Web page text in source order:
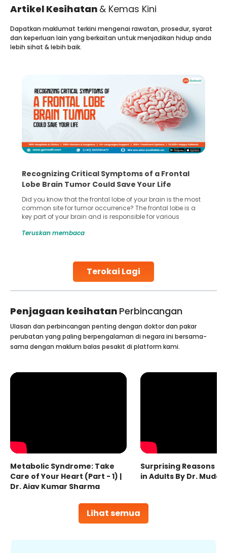
Artikel Kesihatan & Kemas Kini
Terokai Lagi
Dapatkan maklumat terkini mengenai rawatan, prosedur, syarat
dan keperluan lain yang berkaitan untuk menjadikan hidup anda
lebih sihat & lebih baik.
Recognizing Critical Symptoms of a Frontal
Lobe Brain Tumor Could Save Your Life
Did you know that the frontal lobe of your brain is the most
common site for tumor occurrence? The frontal lobe is a
key part of your brain and is responsible for various
harm to it can lead to serious complications. However, with
Teruskan membaca
Penjagaan kesihatan Perbincangan
Lihat semua
Ulasan dan perbincangan penting dengan doktor dan pakar
perubatan yang paling berpengalaman di negara ini bersama-
sama dengan maklum balas pesakit di platform kami.
Metabolic Syndrome: Take
Care of Your Heart (Part - 1) |
Dr. Ajay Kumar Sharma
Surprising Reasons
in Adults By Dr.